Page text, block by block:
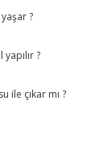
?
?
ile çıkar mı ?